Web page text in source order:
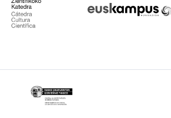
Eusko
Jaurlaritza